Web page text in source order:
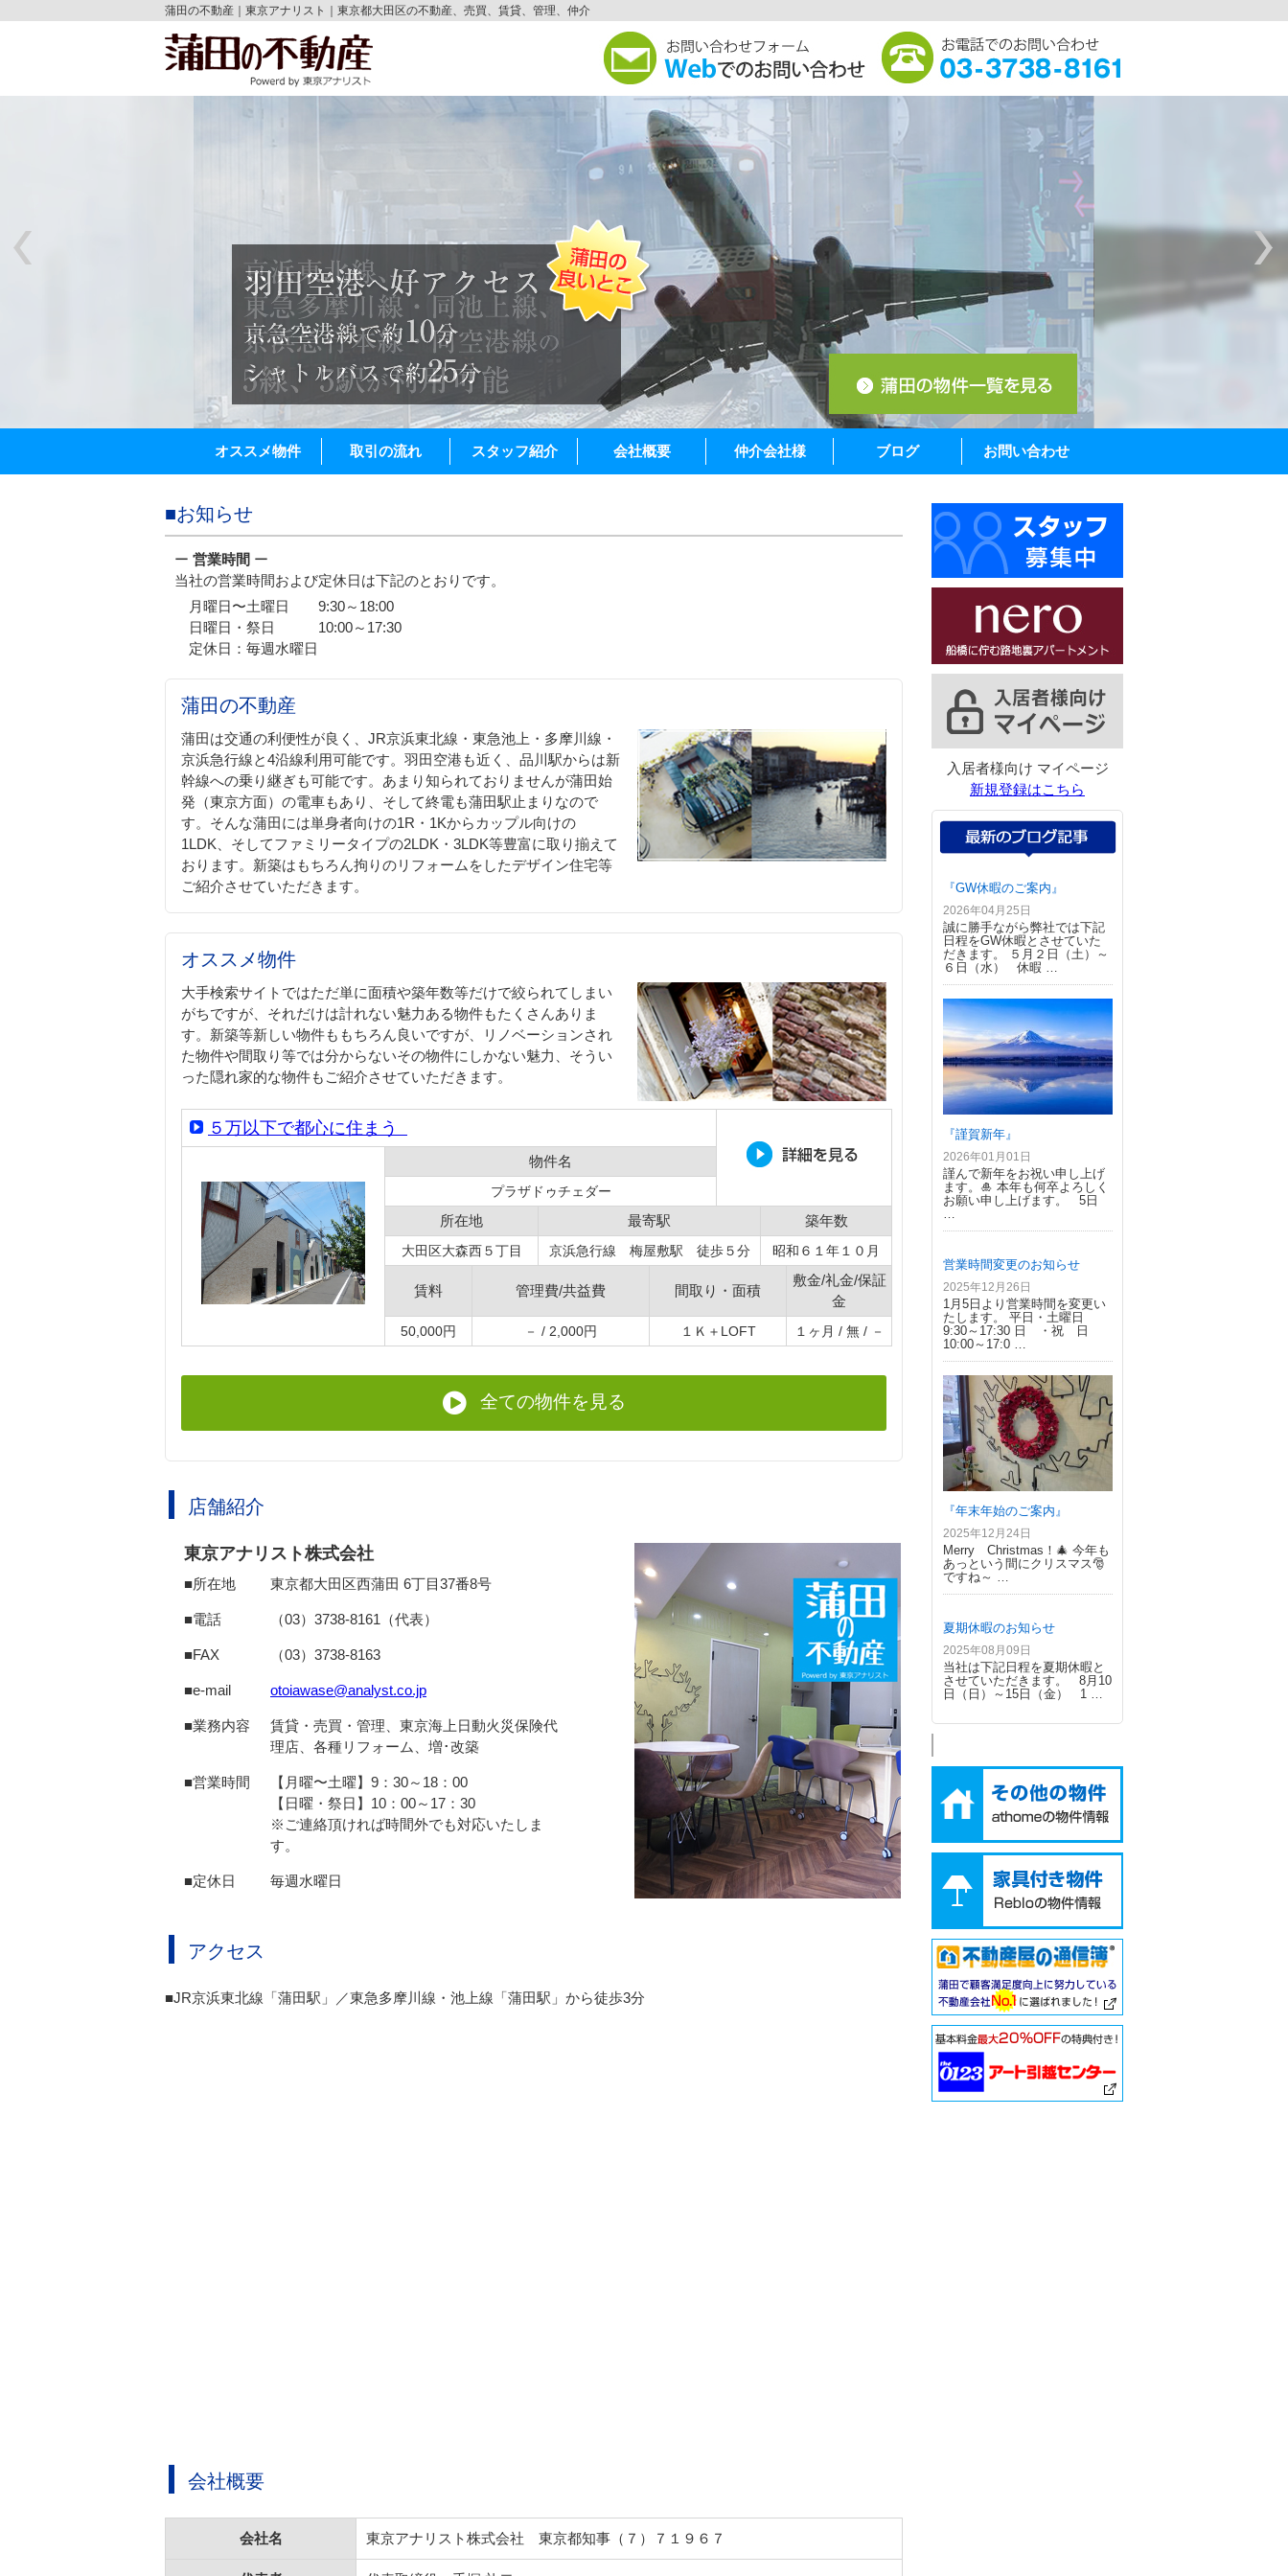
蒲田の不動産｜東京アナリスト｜東京都大田区の不動産、売買、賃貸、管理、仲介
オススメ物件 取引の流れ スタッフ紹介 会社概要 仲介会社様 ブログ お問い合わせ
■お知らせ
ー 営業時間 ー
当社の営業時間および定休日は下記のとおりです。
月曜日〜土曜日 9:30～18:00
日曜日・祭日 10:00～17:30
定休日：毎週水曜日
蒲田の不動産
蒲田は交通の利便性が良く、JR京浜東北線・東急池上・多摩川線・
京浜急行線と4沿線利用可能です。羽田空港も近く、品川駅からは新
幹線への乗り継ぎも可能です。あまり知られておりませんが蒲田始
発（東京方面）の電車もあり、そして終電も蒲田駅止まりなので
す。そんな蒲田には単身者向けの1R・1Kからカップル向けの
1LDK、そしてファミリータイプの2LDK・3LDK等豊富に取り揃えて
おります。新築はもちろん拘りのリフォームをしたデザイン住宅等
ご紹介させていただきます。
オススメ物件
大手検索サイトではただ単に面積や築年数等だけで絞られてしまい
がちですが、それだけは計れない魅力ある物件もたくさんありま
す。新築等新しい物件ももちろん良いですが、リノベーションされ
た物件や間取り等では分からないその物件にしかない魅力、そうい
った隠れ家的な物件もご紹介させていただきます。
５万以下で都心に住まう
物件名
プラザドゥチェダー
所在地 最寄駅 築年数
大田区大森西５丁目 京浜急行線 梅屋敷駅 徒歩５分 昭和６１年１０月
賃料 管理費/共益費 間取り・面積
敷金/礼金/保証
金
50,000円 － / 2,000円 １Ｋ＋LOFT １ヶ月 / 無 / －
全ての物件を見る
店舗紹介
東京アナリスト株式会社
■所在地 東京都大田区西蒲田 6丁目37番8号
■電話 （03）3738-8161（代表）
■FAX （03）3738-8163
■e-mail otoiawase@analyst.co.jp
■業務内容
賃貸・売買・管理、東京海上日動火災保険代
理店、各種リフォーム、増･改築
■営業時間
【月曜〜土曜】9：30～18：00
【日曜・祭日】10：00～17：30
※ご連絡頂ければ時間外でも対応いたしま
す。
■定休日 毎週水曜日
アクセス
■JR京浜東北線「蒲田駅」／東急多摩川線・池上線「蒲田駅」から徒歩3分
会社概要
会社名 東京アナリスト株式会社 東京都知事（７）７１９６７
入居者様向け マイページ
新規登録はこちら
『GW休暇のご案内』
2026年04月25日
誠に勝手ながら弊社では下記
日程をGW休暇とさせていた
だきます。 ５月２日（土）～
６日（水） 休暇 …
『謹賀新年』
2026年01月01日
謹んで新年をお祝い申し上げ
ます。🎍 本年も何卒よろしく
お願い申し上げます。 5日
営業時間変更のお知らせ
2025年12月26日
1月5日より営業時間を変更い
たします。 平日・土曜日
9:30～17:30 日 ・祝 日
10:00～17:0 …
『年末年始のご案内』
2025年12月24日
Merry Christmas！🎄 今年も
あっという間にクリスマス🎅
ですね～ …
夏期休暇のお知らせ
2025年08月09日
当社は下記日程を夏期休暇と
させていただきます。 8月10
日（日）～15日（金） 1 …